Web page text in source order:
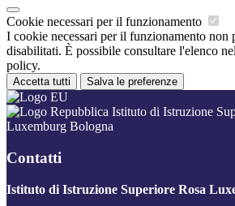
Cookie necessari per il funzionamento
I cookie necessari per il funzionamento non
disabilitati. È possibile consultare l'elenco
policy.
Accetta tutti Salva le preferenze
Istituto di Istruzione
Luxemburg Bologna
Contatti
Istituto di Istruzione Superiore Rosa